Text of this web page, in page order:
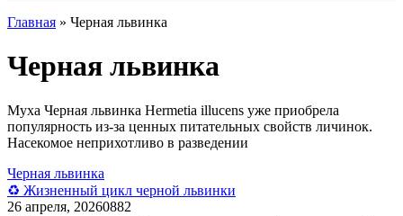
Главная » Черная львинка
Черная львинка
Муха Черная львинка Hermetia illucens уже приобрела
популярность из-за ценных питательных свойств личинок.
Насекомое неприхотливо в разведении
Черная львинка
♻️ Жизненный цикл черной львинки
26 апреля, 20260882